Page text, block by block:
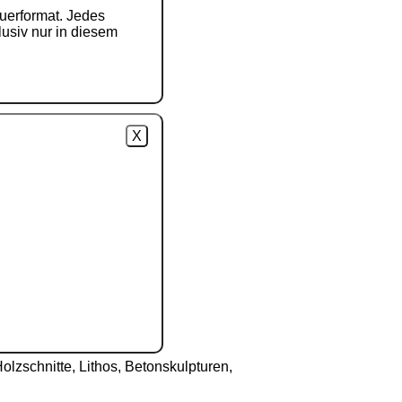
Jedes
nur in diesem
X
Lithos, Betonskulpturen,